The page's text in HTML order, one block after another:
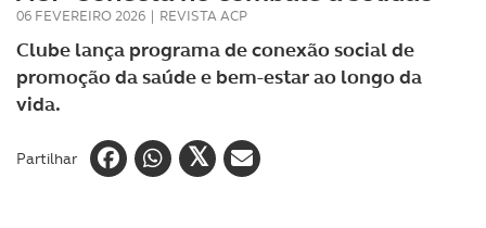
06 FEVEREIRO 2026 | REVISTA ACP
Clube lança programa de conexão social de
promoção da saúde e bem-estar ao longo da
vida.
Partilhar